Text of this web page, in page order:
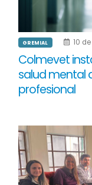
GREMIAL 10
Colmevet
salud mental
profesional